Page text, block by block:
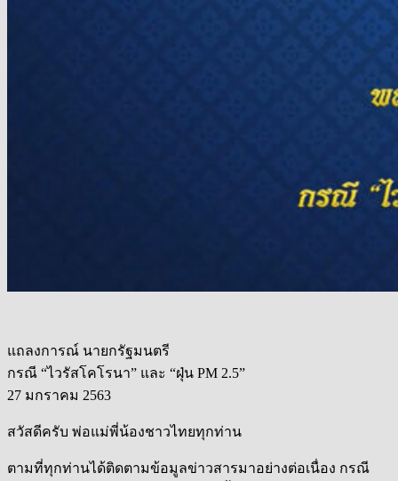
แถลงการณ์ นายกรัฐมนตรี
กรณี “ไวรัสโคโรนา” และ “ฝุ่น PM 2.5”
27 มกราคม 2563
สวัสดีครับ พ่อแม่พี่น้องชาวไทยทุกท่าน
ตามที่ทุกท่านได้ติดตามข้อมูลข่าวสารมาอย่างต่อเนื่อง กรณี